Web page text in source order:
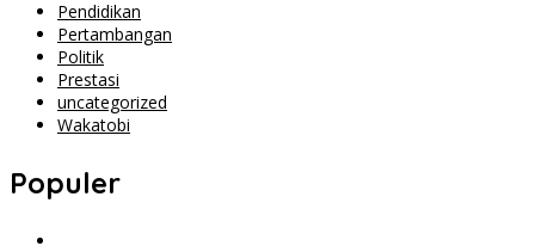
Pendidikan
Pertambangan
Politik
Prestasi
uncategorized
Wakatobi
Populer